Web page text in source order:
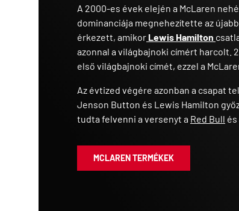
A 2000-es évek elején a McLaren
dominanciája megnehezítette az
érkezett, amikor Lewis Hamilton
azonnal a világbajnoki címért harcolt.
első világbajnoki címét, ezzel a
Az évtized végére azonban a csapat
Jenson Button és Lewis Hamilton
tudta felvenni a versenyt a Red Bull és
MCLAREN TERMÉKEK